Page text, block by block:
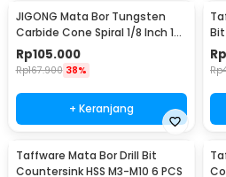
JIGONG Mata Bor Tungsten
Carbide Cone Spiral 1/8 Inch 10
PCS - JG8
Rp105.000
Rp167.900 38%
+ Keranjang
Bit
Rp
Rp
Taffware Mata Bor Drill Bit
Countersink HSS M3-M10 6 PCS